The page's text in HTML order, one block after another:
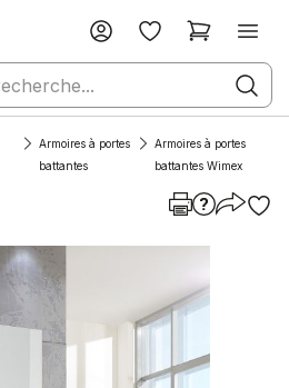
Armoires à portes
battantes
Armoires à portes
battantes Wimex